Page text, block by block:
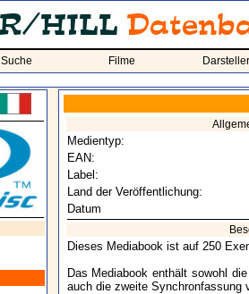
Suche Filme Darsteller
Medientyp:
EAN:
Label:
Land der Veröffentlichung:
Datum
Dieses Mediabook ist auf 250
Das Mediabook enthält sowohl
auch die zweite Synchronfassung